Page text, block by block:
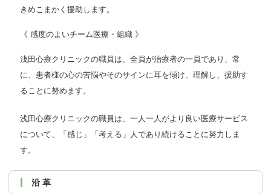
きめこまかく援助します。
《 感度のよいチーム医療・組織 》
浅田心療クリニックの職員は、全員が治療者の一員であり、常
に、患者様の心の苦悩やそのサインに耳を傾け、理解し、援助す
ることに努めます。
浅田心療クリニックの職員は、一人一人がより良い医療サービス
について、「感じ」「考える」人であり続けることに努力しま
す。
沿 革